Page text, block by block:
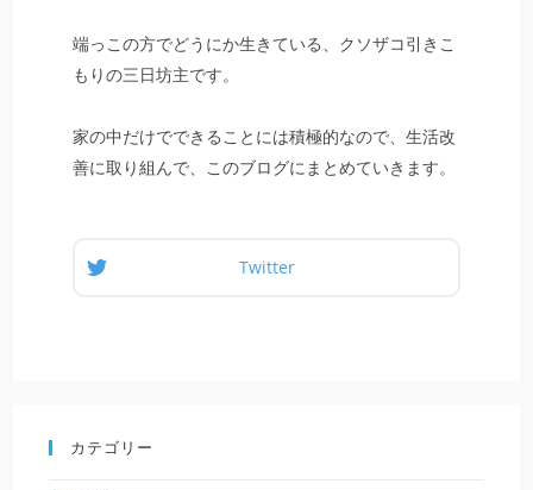
端っこの方でどうにか生きている、クソザコ引きこ
もりの三日坊主です。
家の中だけでできることには積極的なので、生活改
善に取り組んで、このブログにまとめていきます。
Twitter
カテゴリー